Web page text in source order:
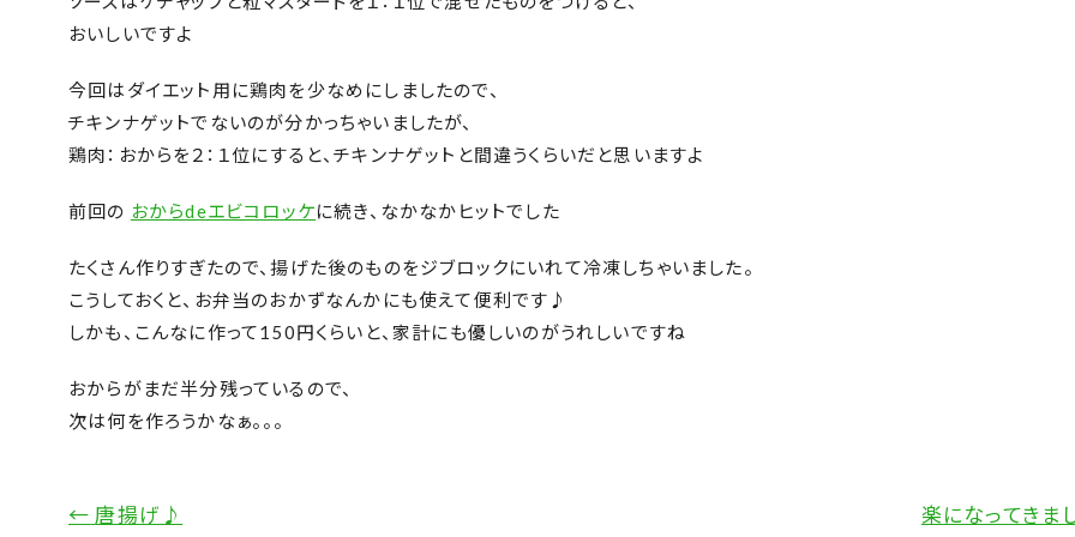
おいしいですよ
今回はダイエット用に鶏肉を少なめにしましたので、
チキンナゲットでないのが分かっちゃいましたが、
鶏肉：おからを２：１位にすると、チキンナゲットと間違うくらいだと思いますよ
前回の おからdeエビコロッケに続き、なかなかヒットでした
たくさん作りすぎたので、揚げた後のものをジブロックにいれて冷凍しちゃいました。
こうしておくと、お弁当のおかずなんかにも使えて便利です♪
しかも、こんなに作って150円くらいと、家計にも優しいのがうれしいですね
おからがまだ半分残っているので、
次は何を作ろうかなぁ。。。
← 唐揚げ♪ 楽になってきま